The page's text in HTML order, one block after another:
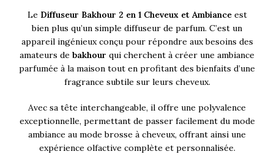
Le Diffuseur Bakhour 2 en 1 Cheveux et Ambianceest
bien plus qu’un simple diffuseur de parfum. C’est un
appareil ingénieux conçu pour répondre aux besoins des
amateurs de bakhour qui cherchent à créer une ambiance
parfumée à la maison tout en profitant des bienfaits d’une
fragrance subtile sur leurs cheveux.
Avec sa tête interchangeable, il offre une polyvalence
exceptionnelle, permettant de passer facilement du mode
ambiance au mode brosse à cheveux, offrant ainsi une
expérience olfactive complète et personnalisée.